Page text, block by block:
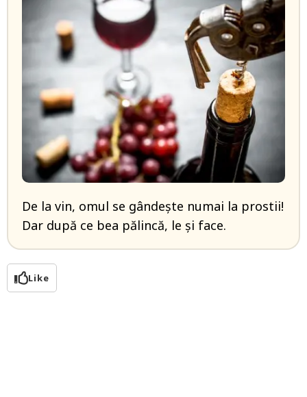
De la vin, omul se gândește numai la prostii!
Dar după ce bea pălincă, le și face.
Like